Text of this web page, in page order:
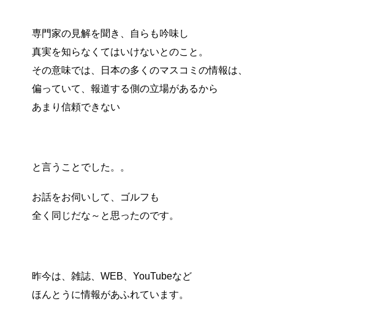
専門家の見解を聞き、自らも吟味し
真実を知らなくてはいけないとのこと。
その意味では、日本の多くのマスコミの情報は、
偏っていて、報道する側の立場があるから
あまり信頼できない
と言うことでした。。
お話をお伺いして、ゴルフも
全く同じだな～と思ったのです。
昨今は、雑誌、WEB、YouTubeなど
ほんとうに情報があふれています。